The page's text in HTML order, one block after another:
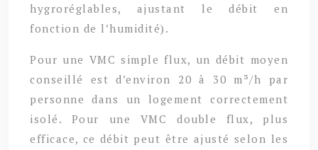
hygroréglables, ajustant le débit en
fonction de l’humidité).
Pour une VMC simple flux, un débit moyen
conseillé est d’environ 20 à 30 m³/h par
personne dans un logement correctement
isolé. Pour une VMC double flux, plus
efficace, ce débit peut être ajusté selon les